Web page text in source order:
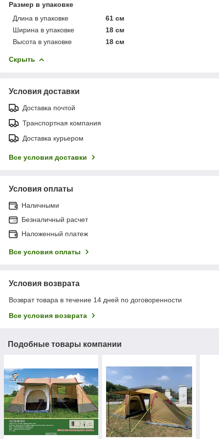
Размер в упаковке
Длина в упаковке
61 см
Ширина в упаковке
18 см
Высота в упаковке
18 см
Скрыть
Условия доставки
Доставка почтой
Транспортная компания
Доставка курьером
Все условия доставки
Условия оплаты
Наличными
Безналичный расчет
Наложенный платеж
Все условия оплаты
Условия возврата
Возврат товара в течение 14 дней по договоренности
Все условия возврата
Подобные товары компании